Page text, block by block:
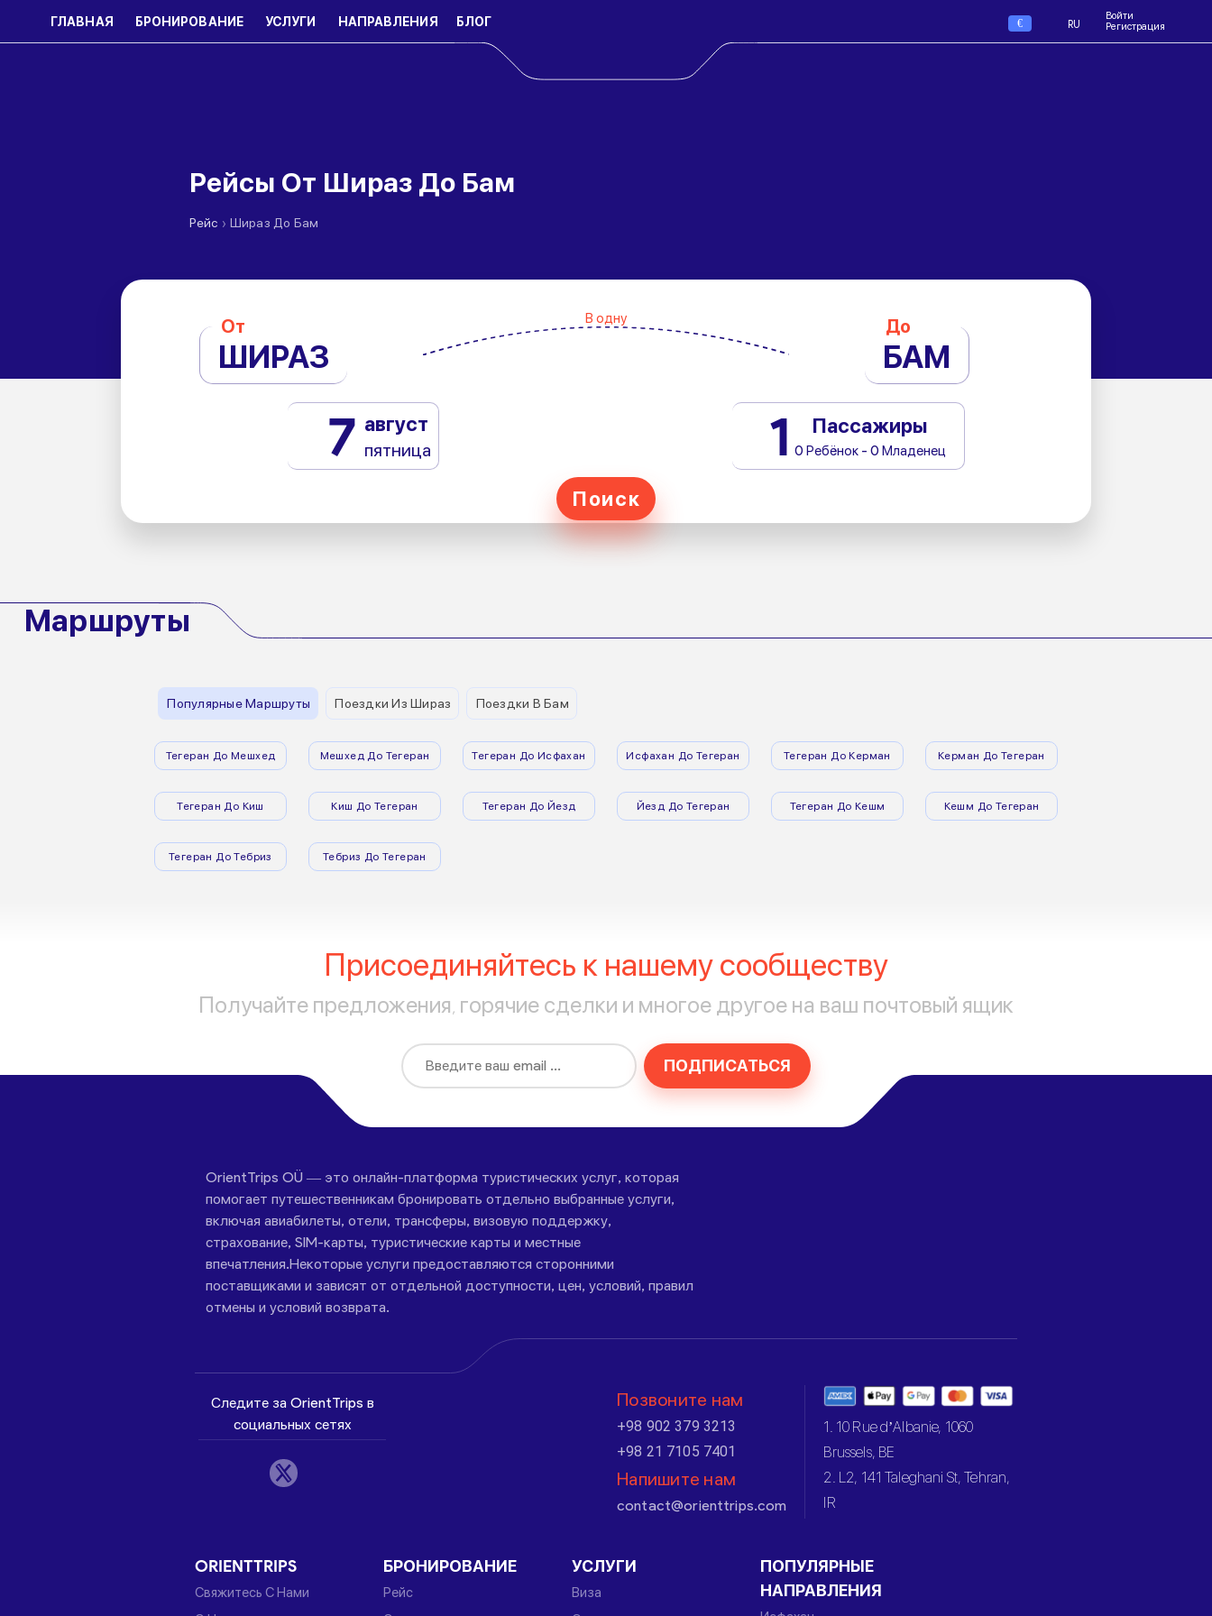
ГЛАВНАЯ БРОНИРОВАНИЕ УСЛУГИ НАПРАВЛЕНИЯ БЛОГ € RU
Войти
Регистрация
Рейсы От Шираз До Бам
Рейс › Шираз До Бам
От
ШИРАЗ
В одну До
БАМ
7 август
пятница 1 Пассажиры
0 Ребёнок - 0 Младенец
Поиск
Маршруты
Популярные Маршруты Поездки Из Шираз Поездки В Бам
Тегеран До Мешхед Мешхед До Тегеран Тегеран До Исфахан Исфахан До Тегеран Тегеран До Керман Керман До Тегеран
Тегеран До Киш Киш До Тегеран Тегеран До Йезд Йезд До Тегеран Тегеран До Кешм Кешм До Тегеран
Тегеран До Тебриз Тебриз До Тегеран
Присоединяйтесь к нашему сообществу
Получайте предложения, горячие сделки и многое другое на ваш почтовый ящик
ПОДПИСАТЬСЯ
OrientTrips OÜ — это онлайн-платформа туристических услуг, которая
помогает путешественникам бронировать отдельно выбранные услуги,
включая авиабилеты, отели, трансферы, визовую поддержку,
страхование, SIM-карты, туристические карты и местные
впечатления.Некоторые услуги предоставляются сторонними
поставщиками и зависят от отдельной доступности, цен, условий, правил
отмены и условий возврата.
Следите за OrientTrips в
социальных сетях
Позвоните нам
+98 902 379 3213
+98 21 7105 7401
Напишите нам
contact@orienttrips.com
1. 10 Rue d’Albanie, 1060
Brussels, BE
2. L2, 141 Taleghani St, Tehran,
IR
ORIENTTRIPS
Свяжитесь С Нами
БРОНИРОВАНИЕ
Рейс
УСЛУГИ
Виза
ПОПУЛЯРНЫЕ
НАПРАВЛЕНИЯ